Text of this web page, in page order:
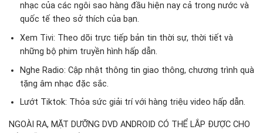
nhạc của các ngôi sao hàng đầu hiện nay cả trong nước và
quốc tế theo sở thích của bạn.
Xem Tivi: Theo dõi trực tiếp bản tin thời sự, thời tiết và
những bộ phim truyền hình hấp dẫn.
Nghe Radio: Cập nhật thông tin giao thông, chương trình quà
tặng âm nhạc đặc sắc.
Lướt Tiktok: Thỏa sức giải trí với hàng triệu video hấp dẫn.
NGOÀI RA, MẶT DƯỠNG DVD ANDROID CÓ THỂ LẮP ĐƯỢC CHO